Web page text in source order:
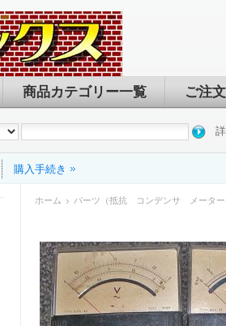
商品カテゴリー一覧 ご注
購入手続き
ホーム パーツ（抵抗 コンデンサ メータ